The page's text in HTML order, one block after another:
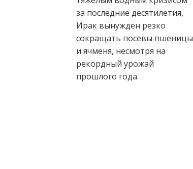
за последние десятилетия,
Ирак вынужден резко
сокращать посевы пшеницы
и ячменя, несмотря на
рекордный урожай
прошлого года.